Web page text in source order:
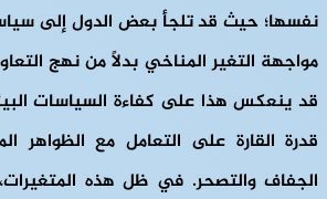
نفسها؛ حيث قد تلجأ بعض الدول إلى
مواجهة التغير المناخي بدلاً من نهج
قد ينعكس هذا على كفاءة السياسات
قدرة القارة على التعامل مع الظواهر
الجفاف والتصحر. في ظل هذه